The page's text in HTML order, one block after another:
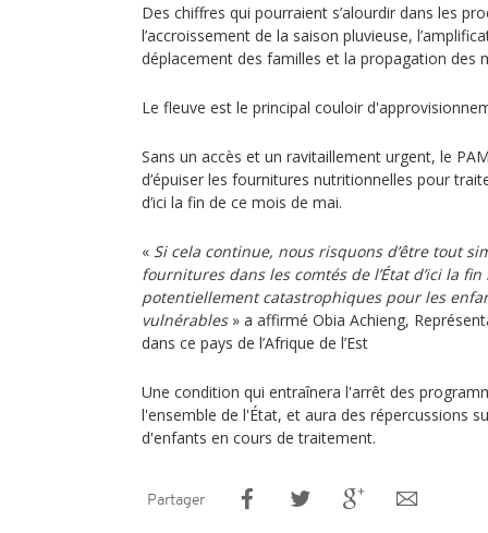
Des chiffres qui pourraient s’alourdir dans les
l’accroissement de la saison pluvieuse,
déplacement des familles et la propagation des
Le fleuve est le principal couloir
Sans un accès et un ravitaillement urgent, le
d’épuiser les fournitures nutritionnelles pour
d’ici la fin de ce mois de mai.
« Si cela continue, nous risquons d’être tout
fournitures dans les comtés de l’État d’ici la
potentiellement catastrophiques pour les
vulnérables» a affirmé Obia Achieng,
dans ce pays de l’Afrique de l’Est
Une condition qui entraînera l'arrêt des
l'ensemble de l'État, et aura des répercussions
d'enfants en cours de traitement.
Partager